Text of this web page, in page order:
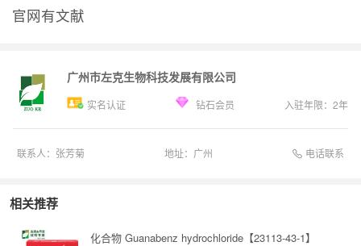
官网有文献
广州市左克生物科技发展有限公司
实名认证 钻石会员 入驻年限： 2年
联系人： 张芳菊 地址： 广州 电话联系
相关推荐
化合物 Guanabenz hydrochloride【23113-43-1】